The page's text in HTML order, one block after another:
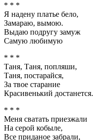
* * *
Я надену платье бело,
Замараю, вымою.
Выдаю подругу замуж
Самую любимую
* * *
Таня, Таня, попляши,
Таня, постарайся,
За твое старание
Красивенький достанется.
* * *
Меня сватать приезжали
На серой кобыле,
Все приданое забрали,